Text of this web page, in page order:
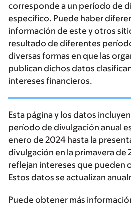
corresponde a un período de
específico. Puede haber
información de este y otros
resultado de diferentes
diversas formas en que las
publican dichos datos
intereses financieros.
Esta página y los datos
período de divulgación anual
enero de 2024 hasta la
divulgación en la primavera de
reflejan intereses que pueden
Estos datos se actualizan
Puede obtener más